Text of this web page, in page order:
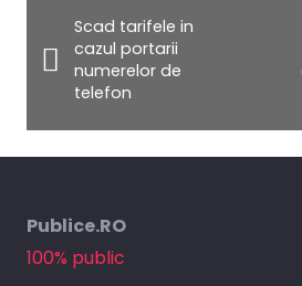
Scad tarifele in
cazul portarii
numerelor de
telefon
Publice.RO
100% public